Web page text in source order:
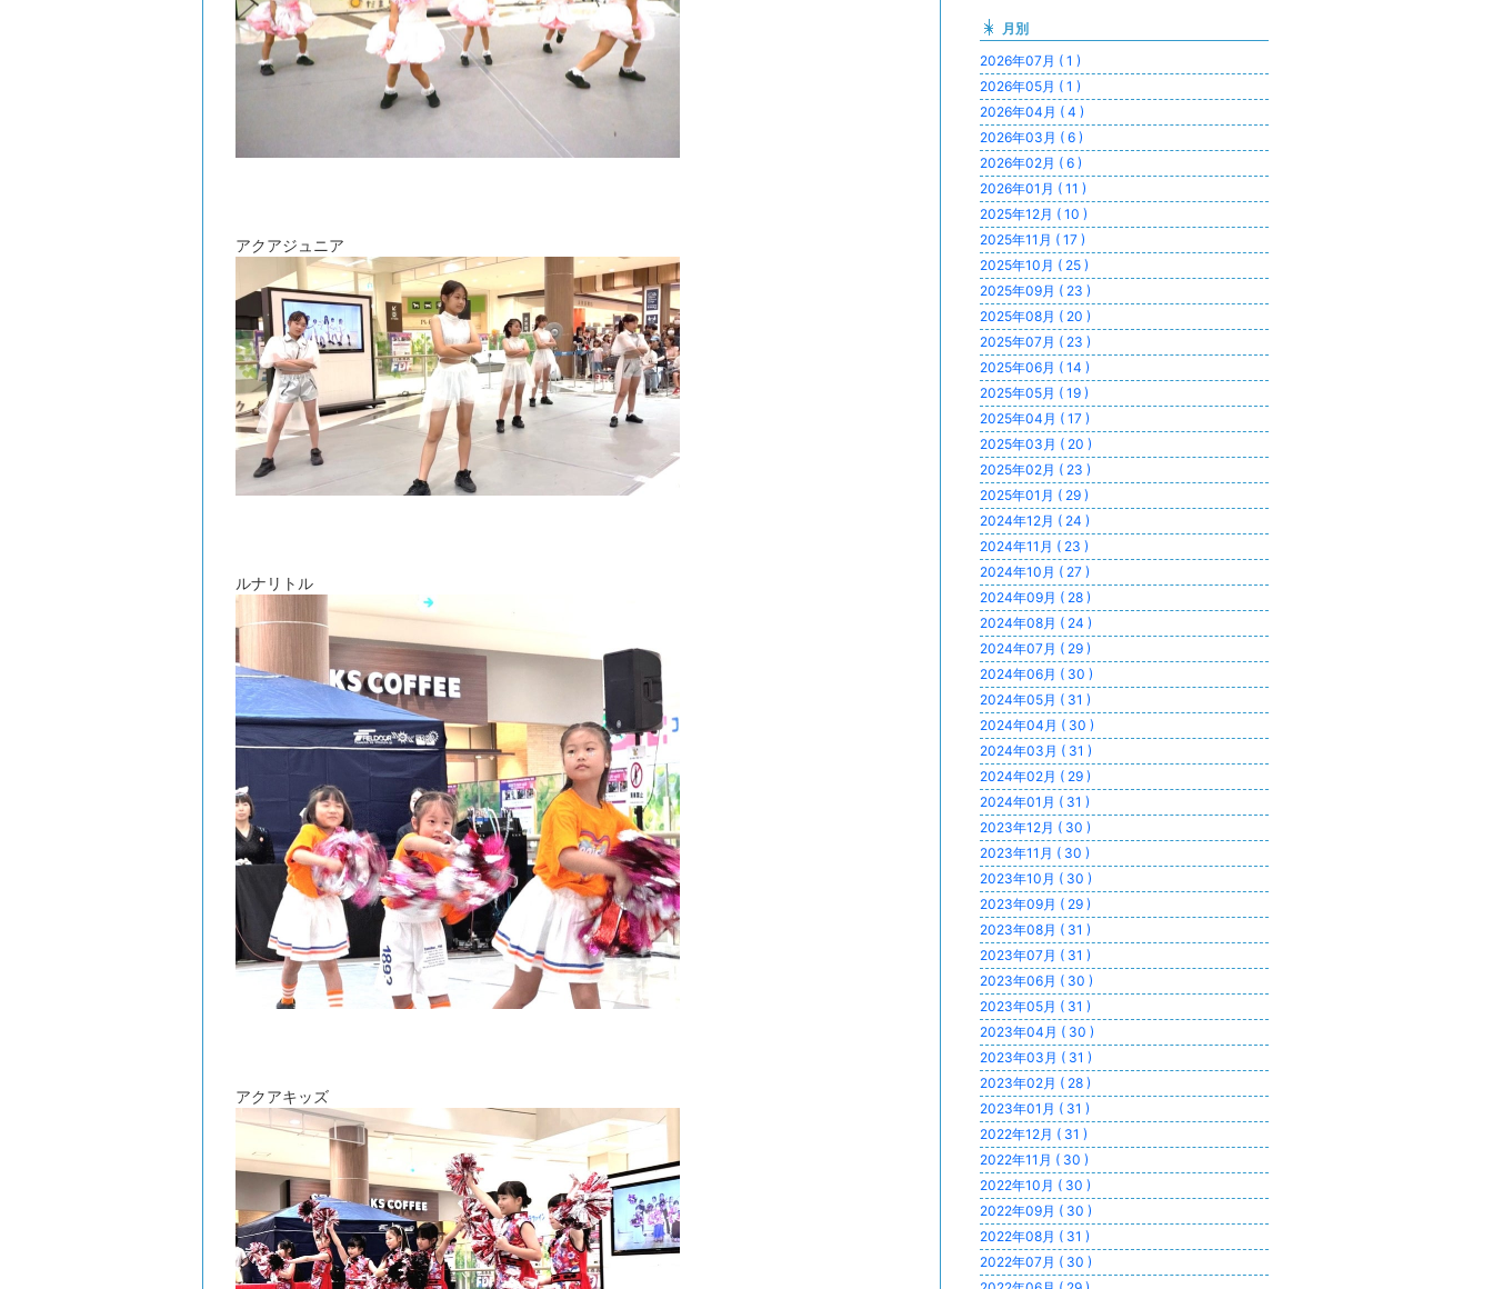
アクアジュニア
ルナリトル
アクアキッズ
月別
2026年07月 ( 1 )
2026年05月 ( 1 )
2026年04月 ( 4 )
2026年03月 ( 6 )
2026年02月 ( 6 )
2026年01月 ( 11 )
2025年12月 ( 10 )
2025年11月 ( 17 )
2025年10月 ( 25 )
2025年09月 ( 23 )
2025年08月 ( 20 )
2025年07月 ( 23 )
2025年06月 ( 14 )
2025年05月 ( 19 )
2025年04月 ( 17 )
2025年03月 ( 20 )
2025年02月 ( 23 )
2025年01月 ( 29 )
2024年12月 ( 24 )
2024年11月 ( 23 )
2024年10月 ( 27 )
2024年09月 ( 28 )
2024年08月 ( 24 )
2024年07月 ( 29 )
2024年06月 ( 30 )
2024年05月 ( 31 )
2024年04月 ( 30 )
2024年03月 ( 31 )
2024年02月 ( 29 )
2024年01月 ( 31 )
2023年12月 ( 30 )
2023年11月 ( 30 )
2023年10月 ( 30 )
2023年09月 ( 29 )
2023年08月 ( 31 )
2023年07月 ( 31 )
2023年06月 ( 30 )
2023年05月 ( 31 )
2023年04月 ( 30 )
2023年03月 ( 31 )
2023年02月 ( 28 )
2023年01月 ( 31 )
2022年12月 ( 31 )
2022年11月 ( 30 )
2022年10月 ( 30 )
2022年09月 ( 30 )
2022年08月 ( 31 )
2022年07月 ( 30 )